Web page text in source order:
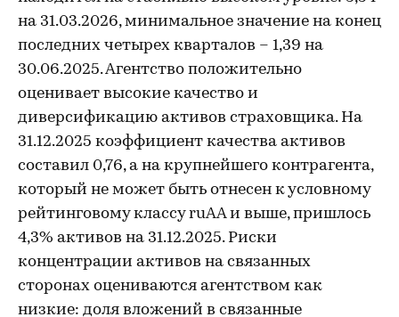
на 31.03.2026, минимальное значение на конец
последних четырех кварталов – 1,39 на
30.06.2025. Агентство положительно
оценивает высокие качество и
диверсификацию активов страховщика. На
31.12.2025 коэффициент качества активов
составил 0,76, а на крупнейшего контрагента,
который не может быть отнесен к условному
рейтинговому классу ruAA и выше, пришлось
4,3% активов на 31.12.2025. Риски
концентрации активов на связанных
сторонах оцениваются агентством как
низкие: доля вложений в связанные